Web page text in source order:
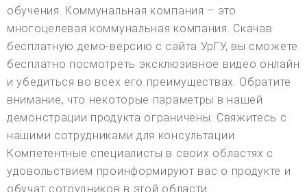
обучения. Коммунальная компания – это
многоцелевая коммунальная компания. Скачав
бесплатную демо-версию с сайта УрГУ, вы сможете
бесплатно посмотреть эксклюзивное видео онлайн
и убедиться во всех его преимуществах. Обратите
внимание, что некоторые параметры в нашей
демонстрации продукта ограничены. Свяжитесь с
нашими сотрудниками для консультации.
Компетентные специалисты в своих областях с
удовольствием проинформируют вас о продукте и
обучат сотрудников в этой области.